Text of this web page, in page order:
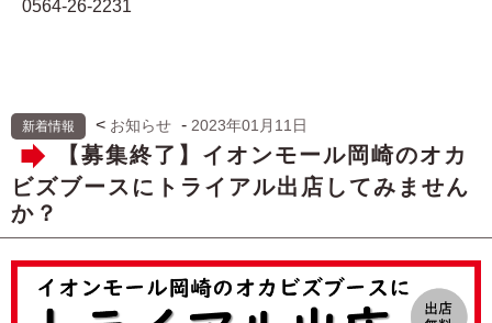
0564-26-2231
新着情報 < お知らせ - 2023年01月11日
【募集終了】イオンモール岡崎のオカ
ビズブースにトライアル出店してみません
か？